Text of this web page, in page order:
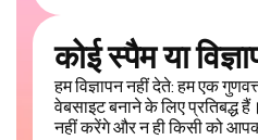
कोई स्पैम या
हम विज्ञापन नहीं देते: हम एक
वेबसाइट बनाने के लिए प्रतिबद्ध
नहीं करेंगे और न ही किसी को